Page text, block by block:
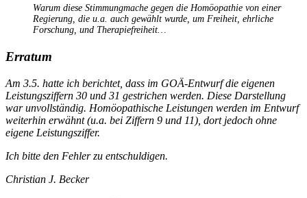
Warum diese Stimmungmache gegen die Homöopathie von einer
Regierung, die u.a. auch gewählt wurde, um Freiheit, ehrliche
Forschung, und Therapiefreiheit…
Erratum
Am 3.5. hatte ich berichtet, dass im GOÄ-Entwurf die eigenen
Leistungsziffern 30 und 31 gestrichen werden. Diese Darstellung
war unvollständig. Homöopathische Leistungen werden im Entwurf
weiterhin erwähnt (u.a. bei Ziffern 9 und 11), dort jedoch ohne
eigene Leistungsziffer.
Ich bitte den Fehler zu entschuldigen.
Christian J. Becker